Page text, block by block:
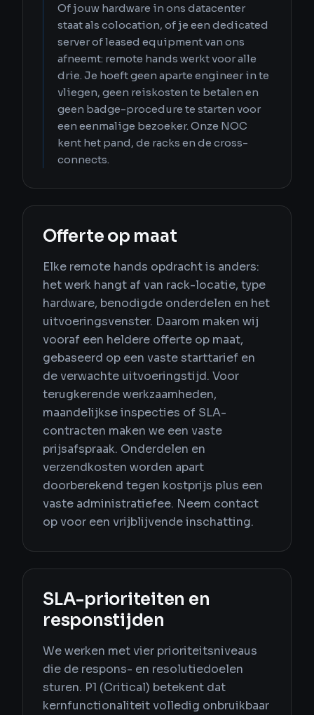
Of jouw hardware in ons datacenter
staat als colocation, of je een dedicated
server of leased equipment van ons
afneemt: remote hands werkt voor alle
drie. Je hoeft geen aparte engineer in te
vliegen, geen reiskosten te betalen en
geen badge-procedure te starten voor
een eenmalige bezoeker. Onze NOC
kent het pand, de racks en de cross-
connects.
Offerte op maat
Elke remote hands opdracht is anders:
het werk hangt af van rack-locatie, type
hardware, benodigde onderdelen en het
uitvoeringsvenster. Daarom maken wij
vooraf een heldere offerte op maat,
gebaseerd op een vaste starttarief en
de verwachte uitvoeringstijd. Voor
terugkerende werkzaamheden,
maandelijkse inspecties of SLA-
contracten maken we een vaste
prijsafspraak. Onderdelen en
verzendkosten worden apart
doorberekend tegen kostprijs plus een
vaste administratiefee. Neem contact
op voor een vrijblijvende inschatting.
SLA-prioriteiten en
responstijden
We werken met vier prioriteitsniveaus
die de respons- en resolutiedoelen
sturen. P1 (Critical) betekent dat
kernfunctionaliteit volledig onbruikbaar